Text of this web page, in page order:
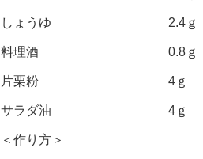
しょうゆ 2.4ｇ
料理酒 0.8ｇ
片栗粉 4ｇ
サラダ油 4ｇ
＜作り方＞